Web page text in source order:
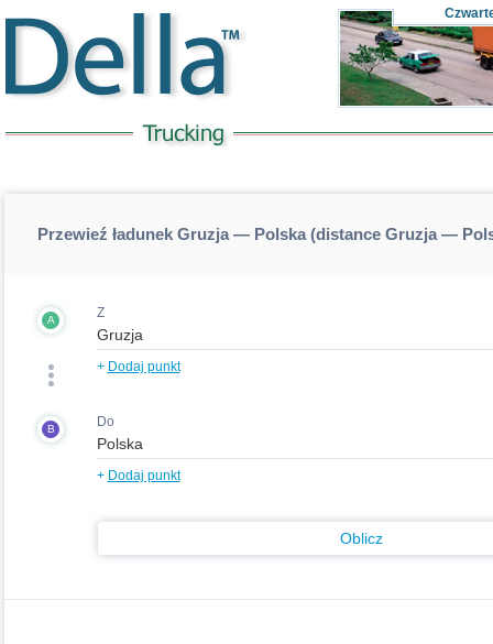
Przewieź ładunek Gruzja — Polska (distance Gruzja —
A Z
+ Dodaj punkt
B Do
+ Dodaj punkt
Oblicz